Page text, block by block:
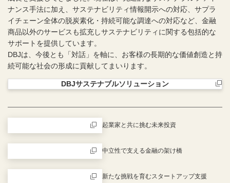
ナンス手法に加え、サステナビリティ情報開示への対応、サプラ
イチェーン全体の脱炭素化・持続可能な調達への対応など、金融
商品以外のサービスも拡充しサステナビリティに関する包括的な
サポートを提供しています。
DBJは、今後とも「対話」を軸に、お客様の長期的な価値創造と持
続可能な社会の形成に貢献してまいります。
DBJサステナブルソリューション
新規ウィンドウを開きます
起業家と共に挑む未来投資
中立性で支える金融の架け橋
新たな挑戦を育むスタートアップ支援